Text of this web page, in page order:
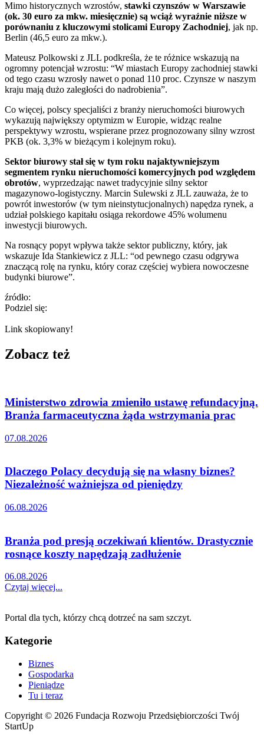
Mimo historycznych wzrostów, stawki czynszów w Warszawie
(ok. 30 euro za mkw. miesięcznie) są wciąż wyraźnie niższe w
porównaniu z kluczowymi stolicami Europy Zachodniej, jak np.
Berlin (46,5 euro za mkw.).
Mateusz Polkowski z JLL podkreśla, że te różnice wskazują na
ogromny potencjał wzrostu: “W miastach Europy zachodniej stawki
od tego czasu wzrosły nawet o ponad 110 proc. Czynsze w naszym
kraju mają dużo zaległości do nadrobienia”.
Co więcej, polscy specjaliści z branży nieruchomości biurowych
wykazują największy optymizm w Europie, widząc realne
perspektywy wzrostu, wspierane przez prognozowany silny wzrost
PKB (ok. 3,3% w bieżącym i kolejnym roku).
Sektor biurowy stał się w tym roku najaktywniejszym
segmentem rynku nieruchomości komercyjnych pod względem
obrotów, wyprzedzając nawet tradycyjnie silny sektor
magazynowo-logistyczny. Marcin Sulewski z JLL zauważa, że to
powrót inwestorów (w tym nieinstytucjonalnych) napędza rynek, a
udział polskiego kapitału osiąga rekordowe 45% wolumenu
inwestycji biurowych.
Na rosnący popyt wpływa także sektor publiczny, który, jak
wskazuje Ida Stankiewicz z JLL: “od pewnego czasu odgrywa
znaczącą rolę na rynku, który coraz częściej wybiera nowoczesne
budynki biurowe”.
źródło:
Podziel się:
Link skopiowany!
Zobacz też
Ministerstwo zdrowia zmieniło ustawę refundacyjną.
Branża farmaceutyczna żąda wstrzymania prac
07.08.2026
Dlaczego Polacy decydują się na własny biznes?
Niezależność ważniejsza od pieniędzy
06.08.2026
Branża pod presją oczekiwań klientów. Drastycznie
rosnące koszty napędzają zadłużenie
06.08.2026
Czytaj więcej...
Portal dla tych, którzy chcą dotrzeć na sam szczyt.
Kategorie
Biznes
Gospodarka
Pieniądze
Tu i teraz
Copyright © 2026 Fundacja Rozwoju Przedsiębiorczości Twój
StartUp